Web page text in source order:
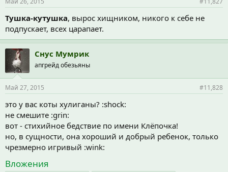
Тушка-кутушка, вырос хищником, никого к себе не
подпускает, всех царапает.
Снус Мумрик
апгрейд обезьяны
Май 27, 2015 #11,828
это у вас коты хулиганы? :shock:
не смешите :grin:
вот - стихийное бедствие по имени Клёпочка!
но, в сущности, она хороший и добрый ребенок, только
чрезмерно игривый :wink:
Вложения